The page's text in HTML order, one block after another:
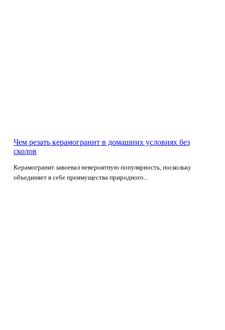
Чем резать керамогранит в домашних условиях без
сколов
Керамогранит завоевал невероятную популярность, поскольку
объединяет в себе преимущества природного...